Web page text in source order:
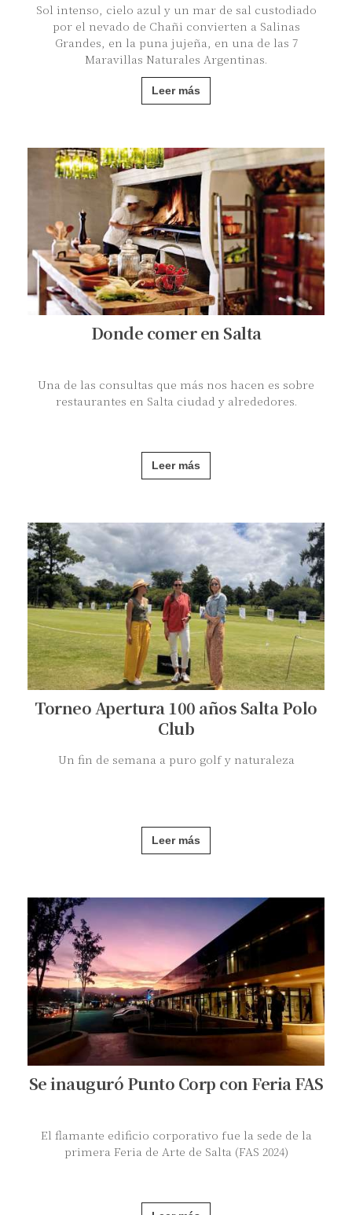
Sol intenso, cielo azul y un mar de sal custodiado
por el nevado de Chañi convierten a Salinas
Grandes, en la puna jujeña, en una de las 7
Maravillas Naturales Argentinas.
Leer más
Donde comer en Salta
Una de las consultas que más nos hacen es sobre
restaurantes en Salta ciudad y alrededores.
Leer más
Torneo Apertura 100 años Salta Polo
Club
Un fin de semana a puro golf y naturaleza
Leer más
Se inauguró Punto Corp con Feria FAS
El flamante edificio corporativo fue la sede de la
primera Feria de Arte de Salta (FAS 2024)